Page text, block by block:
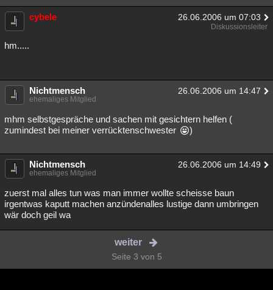
cybele 26.06.2006 um 07:03
Diskussionsleiter
hm.....
Nichtmensch 26.06.2006 um 14:47
ehemaliges Mitglied
mhm selbstgespräche und sachen mit gesichtern helfen (
zumindest bei meiner verrücktenschwester
)
Nichtmensch 26.06.2006 um 14:49
ehemaliges Mitglied
zuerst mal alles tun was man immer wollte scheisse baun
irgentwas kaputt machen anzündenalles lustige dann umbringen
wär doch geil wa
weiter
Seite 3 von 5